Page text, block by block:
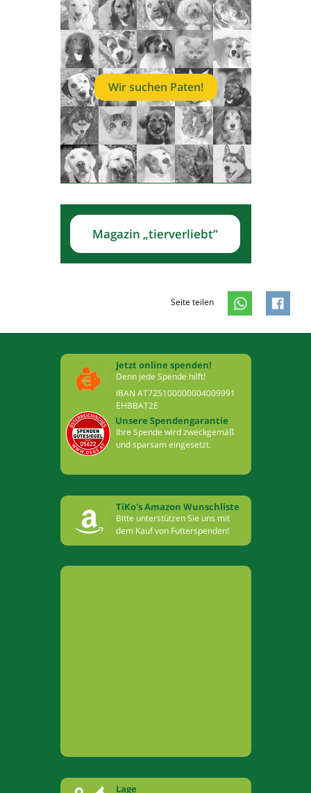
Wir suchen Paten!
Magazin „tierverliebt”
Seite teilen
Jetzt online spenden!
Denn jede Spende hilft!
IBAN AT725100000004009991
EHBBAT2E
Unsere Spendengarantie
Ihre Spende wird zweckgemäß
und sparsam eingesetzt.
TiKo's Amazon Wunschliste
Bitte unterstützen Sie uns mit
dem Kauf von Futterspenden!
Lage